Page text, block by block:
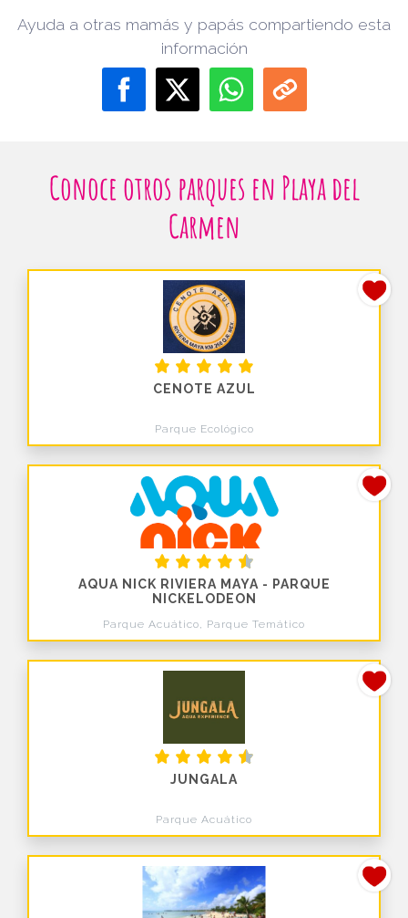
Ayuda a otras mamás y papás compartiendo esta
información
Conoce otros parques en Playa del
Carmen
CENOTE AZUL
Parque Ecológico
AQUA NICK RIVIERA MAYA - PARQUE
NICKELODEON
Parque Acuático, Parque Temático
JUNGALA
Parque Acuático